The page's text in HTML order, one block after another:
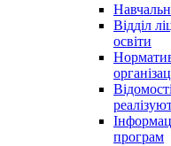
Відділ
освіти
програм